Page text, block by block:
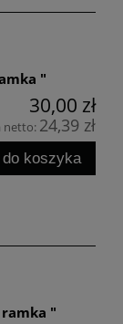
"
30,00 zł
netto: 24,39 zł
do koszyka
"